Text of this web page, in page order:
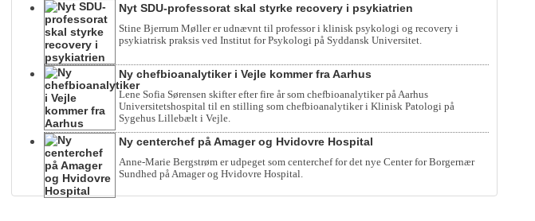
Nyt SDU-professorat skal styrke recovery i psykiatrien
Stine Bjerrum Møller er udnævnt til professor i klinisk psykologi og recovery i
psykiatrisk praksis ved Institut for Psykologi på Syddansk Universitet.
Ny chefbioanalytiker i Vejle kommer fra Aarhus
Lene Sofia Sørensen skifter efter fire år som chefbioanalytiker på Aarhus
Universitetshospital til en stilling som chefbioanalytiker i Klinisk Patologi på
Sygehus Lillebælt i Vejle.
Ny centerchef på Amager og Hvidovre Hospital
Anne-Marie Bergstrøm er udpeget som centerchef for det nye Center for Borgernær
Sundhed på Amager og Hvidovre Hospital.